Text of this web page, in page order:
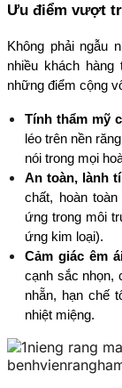
Ưu điểm vượt
Không phải ngẫu
nhiều khách
những điểm cộng
Tính thẩm mỹ
léo trên nền
nói trong mọi
An toàn, lành
chất, hoàn
ứng trong môi
ứng kim loại).
Cảm giác êm
cạnh sắc nhọn,
nhẵn, hạn chế
nhiệt miệng.